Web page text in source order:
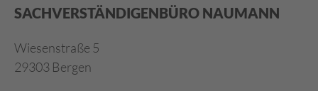
SACHVERSTÄNDIGENBÜRO NAUMANN
Wiesenstraße 5
29303 Bergen